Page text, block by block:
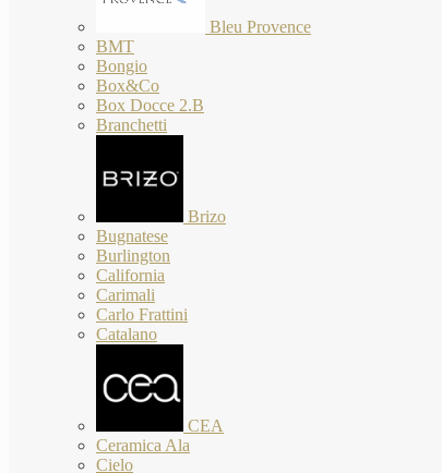
Bleu Provence
BMT
Bongio
Box&Co
Box Docce 2.B
Branchetti
Brizo
Bugnatese
Burlington
California
Carimali
Carlo Frattini
Catalano
CEA
Ceramica Ala
Cielo